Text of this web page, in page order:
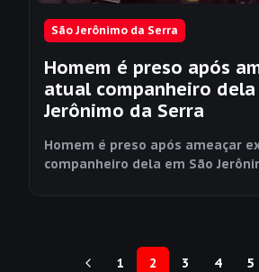
São Jerônimo da Serra
Homem é preso após
atual companheiro dela
Jerônimo da Serra
Homem é preso após ameaçar
companheiro dela em São
1 2 3 4 5